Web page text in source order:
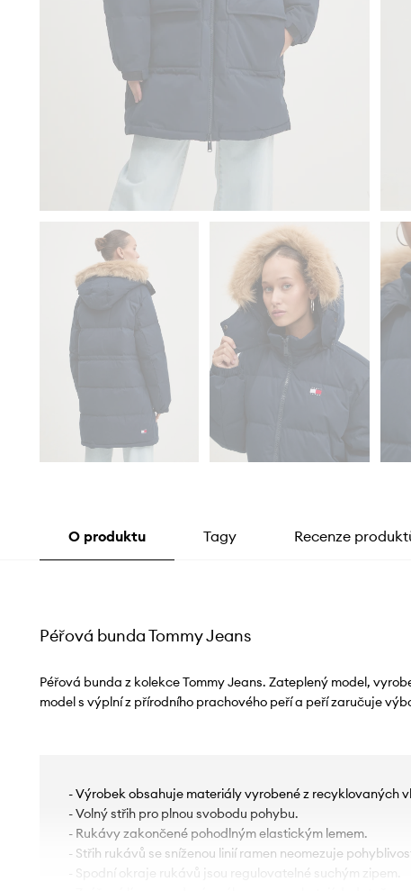
O produktu Tagy Recenze
Péřová bunda Tommy Jeans
Péřová bunda z kolekce Tommy Jeans. Zateplený model,
model s výplní z přírodního prachového peří a peří zaručuje
- Výrobek obsahuje materiály vyrobené z recyklovaných
- Volný střih pro plnou svobodu pohybu.
- Rukávy zakončené pohodlným elastickým lemem.
- Střih rukávů se sníženou linií ramen neomezuje
- Spodní okraje rukávů jsou regulovatelné suchým zipem.